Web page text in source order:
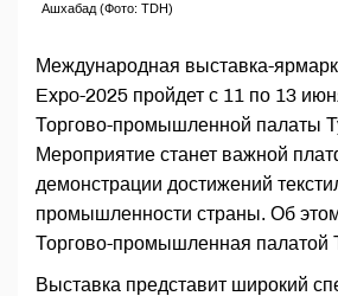
Ашхабад (Фото: TDH)
Международная выставка-
Expo-2025 пройдет с 11 по 13
Торгово-промышленной палаты
Мероприятие станет важной
демонстрации достижений
промышленности страны. Об
Торгово-промышленная палатой
Выставка представит широкий